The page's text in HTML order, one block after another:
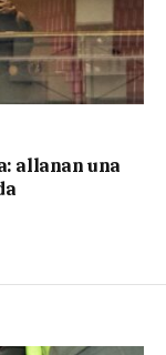
allanan una